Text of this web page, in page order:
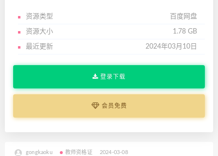
资源类型 百度网盘
资源大小 1.78 GB
最近更新 2024年03月10日
登录下载
会员免费
gongkaoku 教师资格证 2024-03-08